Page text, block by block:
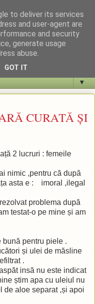
▼
CURATĂ ȘI
2 lucruri : femeile
nimic ,pentru că după
asta e : imoral ,ilegal
problema după
testat-o pe mine și am
pentru piele .
și ulei de măsline
.
insă nu este indicat
știm apa cu uleiul nu
de aloe separat ,și apoi
to deliver its services
and user-agent are
and security
generate usage
abuse.
GOT IT